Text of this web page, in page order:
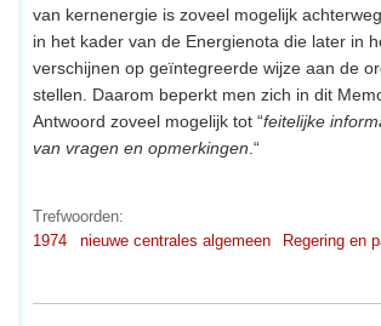
van kernenergie is zoveel mogelijk
in het kader van de Energienota die later in
verschijnen op geïntegreerde wijze aan de
stellen. Daarom beperkt men zich in dit
Antwoord zoveel mogelijk tot “feitelijke
van vragen en opmerkingen .“
Trefwoorden:
1974
nieuwe centrales algemeen Regering en